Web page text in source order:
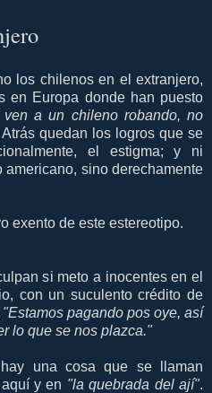
los chilenos en el extranjero,
en Europa donde han puesto
ven a un chileno robando, no
quedan los logros que se
el estigma; y ni
sino derechamente
exento de este estereotipo.
si meto a inocentes en el
con un suculento crédito de
"Estamos pagando pos oye, así
lo que se nos plazca."
una cosa que se llaman
y en "la quebrada del ají".